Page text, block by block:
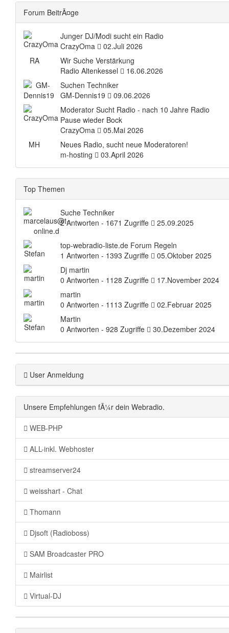
Forum BeitrÃ¤ge
Junger DJ/Modi sucht ein Radio
CrazyOma
02.Juli 2026
RA
Wir Suche Verstärkung
Radio Altenkessel
16.06.2026
Suchen Techniker
GM-Dennis19
09.06.2026
Moderator Sucht Radio - nach 10 Jahre Radio
Pause wieder Bock
CrazyOma
05.Mai 2026
MH
Neues Radio, sucht neue Moderatoren!
m-hosting
03.April 2026
Top Themen
Suche Techniker
2 Antworten - 1671 Zugriffe
25.09.2025
top-webradio-liste.de Forum Regeln
1 Antworten - 1393 Zugriffe
05.Oktober 2025
Dj martin
0 Antworten - 1128 Zugriffe
17.November 2024
martin
0 Antworten - 1113 Zugriffe
02.Februar 2025
Martin
0 Antworten - 928 Zugriffe
30.Dezember 2024
User Anmeldung
Unsere Empfehlungen fÃ¼r dein Webradio.
WEB-PHP
ALL-inkl. Webhoster
streamserver24
weisshart - Chat
Thomann
Djsoft (Radioboss)
SAM Broadcaster PRO
Mairlist
Virtual-DJ